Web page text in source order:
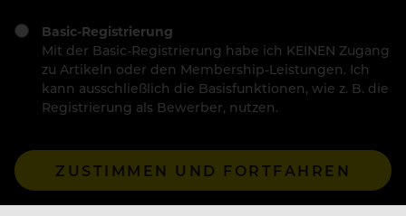
Basic-Registrierung
Mit der Basic-Registrierung habe ich KEINEN Zugang
zu Artikeln oder den Membership-Leistungen. Ich
kann ausschließlich die Basisfunktionen, wie z. B. die
Registrierung als Bewerber, nutzen.
ZUSTIMMEN UND FORTFAHREN